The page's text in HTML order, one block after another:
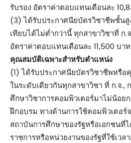
รับรอง อัตราค่าตอบแทนเดือนละ
(3) ได้รับประกาศนียบัตรวิชาชีพชั้น
เทียบได้ไม่ต่ำกว่านี้ ทุกสาขาวิชาที่ ก.
อัตราค่าตอบแทนเดือนละ 11,500 บาท
คุณสมบัติเฉพาะสำหรับตำแหน่ง
(1) ได้รับประกาศนียบัตรวิชาชีพหรื
ในระดับเดียวกันทุกสาขาวิชา ที่ ก.จ.,
ศึกษาวิชาการคอมพิวเตอร์มาไม่น้อย
ฝึกอบรม ทางด้านการใช้คอมพิวเตอร์
สถาบันการศึกษาของรัฐหรือเอกชนที่
ราชการหรือหน่วยงานของรัฐที่ใช้เวล